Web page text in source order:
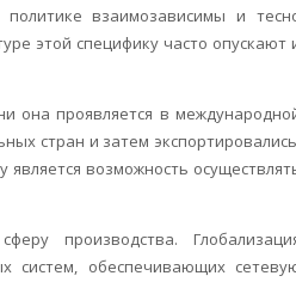
взаимозависимы и
этой специфику часто опускают
она проявляется в
стран и затем
возможность
производства.
сис­тем, обеспечивающих